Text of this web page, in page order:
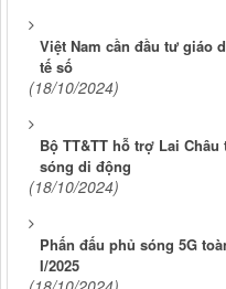
Việt Nam cần đầu tư giáo
tế số
(18/10/2024)
Bộ TT&TT hỗ trợ Lai
sóng di động
(18/10/2024)
Phấn đấu phủ sóng 5G
I/2025